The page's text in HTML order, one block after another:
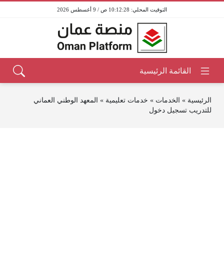
10:12:28 ص / 9 أغسطس 2026
الرئيسية » الخدمات » خدمات تعليمية » المعهد الوطني العماني
للتدريب تسجيل دخول